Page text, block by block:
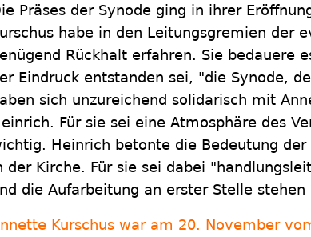
Präses der Synode ging in ihrer
habe in den Leitungsgremien der
Rückhalt erfahren. Sie bedauere
Eindruck entstanden sei, "die Synode,
sich unzureichend solidarisch mit
Für sie sei eine Atmosphäre des
Heinrich betonte die Bedeutung
der Kirche. Für sie sei dabei
die Aufarbeitung an erster Stelle stehen
Kurschus war am 20. November